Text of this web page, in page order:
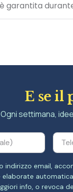
è garantita
E se il
Ogni settimana,
indirizzo email,
elaborate
info, o revoca